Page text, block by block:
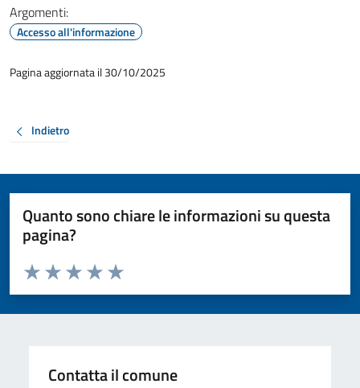
Argomenti:
Accesso all'informazione
Pagina aggiornata il 30/10/2025
Indietro
Quanto sono chiare le informazioni su questa
pagina?
Valuta da 1 a 5 stelle la pagina
Valuta 5 stelle su 5
Valuta 4 stelle su 5
Valuta 3 stelle su 5
Valuta 2 stelle su 5
Valuta 1 stelle su 5
Contatta il comune